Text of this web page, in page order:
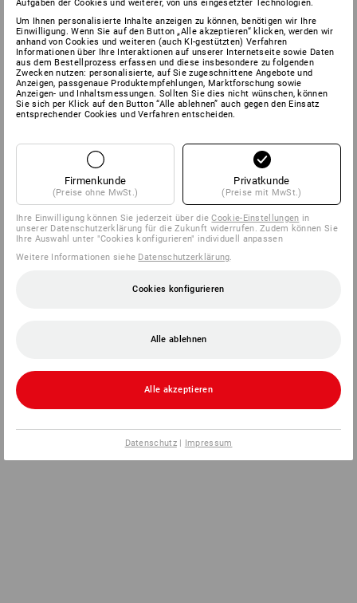
Aufgaben der Cookies und weiterer, von uns eingesetzter Technologien.
Um Ihnen personalisierte Inhalte anzeigen zu können, benötigen wir Ihre
Einwilligung. Wenn Sie auf den Button „Alle akzeptieren“ klicken, werden wir
anhand von Cookies und weiteren (auch KI-gestützten) Verfahren
Informationen über Ihre Interaktionen auf unserer Internetseite sowie Daten
aus dem Bestellprozess erfassen und diese insbesondere zu folgenden
Zwecken nutzen: personalisierte, auf Sie zugeschnittene Angebote und
Anzeigen, passgenaue Produktempfehlungen, Marktforschung sowie
Anzeigen- und Inhaltsmessungen. Sollten Sie dies nicht wünschen, können
Sie sich per Klick auf den Button “Alle ablehnen” auch gegen den Einsatz
entsprechender Cookies und Verfahren entscheiden.
Firmenkunde
(Preise ohne MwSt.)
Privatkunde
(Preise mit MwSt.)
Ihre Einwilligung können Sie jederzeit über dieCookie-Einstellungen in
unserer Datenschutzerklärung für die Zukunft widerrufen. Zudem können Sie
Ihre Auswahl unter "Cookies konfigurieren" individuell anpassen
Weitere Informationen siehe Datenschutzerklärung.
Cookies konfigurieren
Alle ablehnen
Alle akzeptieren
Datenschutz| Impressum